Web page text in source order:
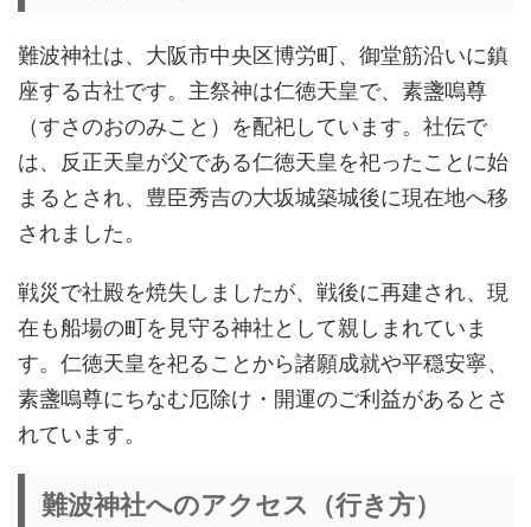
難波神社は、大阪市中央区博労町、御堂筋沿いに鎮
座する古社です。主祭神は仁徳天皇で、素盞嗚尊
（すさのおのみこと）を配祀しています。社伝で
は、反正天皇が父である仁徳天皇を祀ったことに始
まるとされ、豊臣秀吉の大坂城築城後に現在地へ移
されました。
戦災で社殿を焼失しましたが、戦後に再建され、現
在も船場の町を見守る神社として親しまれていま
す。仁徳天皇を祀ることから諸願成就や平穏安寧、
素盞嗚尊にちなむ厄除け・開運のご利益があるとさ
れています。
難波神社へのアクセス（行き方）